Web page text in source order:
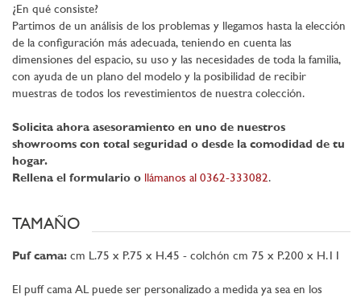
¿En qué consiste?
Partimos de un análisis de los problemas y llegamos hasta la elección
de la configuración más adecuada, teniendo en cuenta las
dimensiones del espacio, su uso y las necesidades de toda la familia,
con ayuda de un plano del modelo y la posibilidad de recibir
muestras de todos los revestimientos de nuestra colección.
Solicita ahora asesoramiento en uno de nuestros
showrooms con total seguridad o desde la comodidad de tu
hogar.
Rellena el formulario o
llámanos al 0362-333082.
TAMAÑO
Puf cama: cm L.75 x P.75 x H.45 - colchón cm 75 x P.200 x H.11
El puff cama AL puede ser personalizado a medida ya sea en los